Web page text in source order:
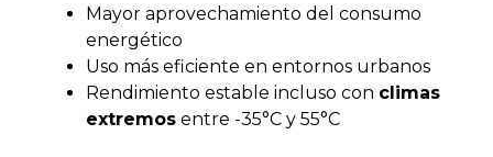
Mayor aprovechamiento del consumo
energético
Uso más eficiente en entornos urbanos
Rendimiento estable incluso con climas
extremos entre -35°C y 55°C